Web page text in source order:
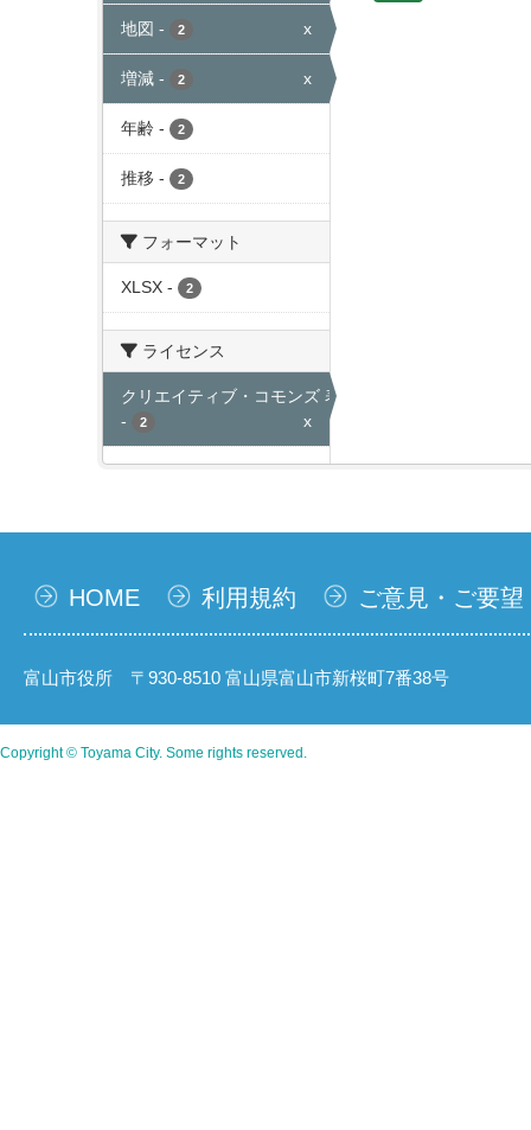
地図 - 2 x
増減 - 2 x
年齢 - 2
推移 - 2
フォーマット
XLSX - 2
ライセンス
クリエイティブ・コモンズ 表示
-
2 x
HOME 利用規約 ご意見・ご要望
富山市役所 〒930-8510 富山県富山市新桜町7番38号
Copyright © Toyama City. Some rights reserved.